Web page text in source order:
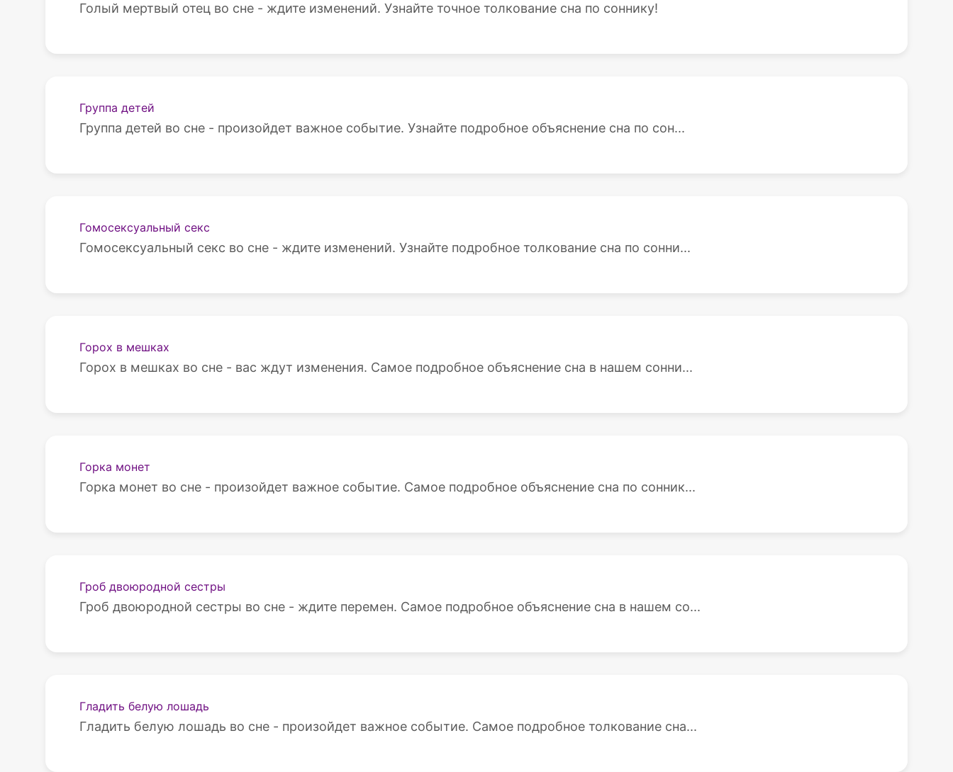
Голый мертвый отец во сне - ждите изменений. Узнайте точное толкование сна по соннику!
Группа детей
Группа детей во сне - произойдет важное событие. Узнайте подробное объяснение сна по сон...
Гомосексуальный секс
Гомосексуальный секс во сне - ждите изменений. Узнайте подробное толкование сна по сонни...
Горох в мешках
Горох в мешках во сне - вас ждут изменения. Самое подробное объяснение сна в нашем сонни...
Горка монет
Горка монет во сне - произойдет важное событие. Самое подробное объяснение сна по сонник...
Гроб двоюродной сестры
Гроб двоюродной сестры во сне - ждите перемен. Самое подробное объяснение сна в нашем со...
Гладить белую лошадь
Гладить белую лошадь во сне - произойдет важное событие. Самое подробное толкование сна...